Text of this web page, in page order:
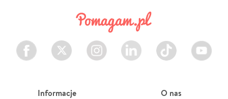
Facebook Twitter Instagram LinkedIn TikTok Youtube
Informacje O nas